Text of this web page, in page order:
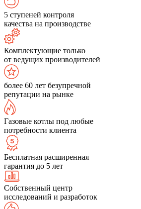
5 ступеней контроля
качества на производстве
Комплектующие только
от ведущих производителей
более 60 лет безупречной
репутации на рынке
Газовые котлы под любые
потребности клиента
Бесплатная расширенная
гарантия до 5 лет
Собственный центр
исследований и разработок